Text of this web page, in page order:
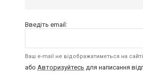
Введіть email:
Ваш e-mail не відображатиметься на сайті
або Авторизуйтесь для написання